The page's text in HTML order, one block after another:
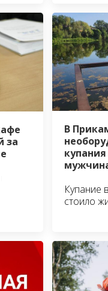
за
В
Купание
стоило